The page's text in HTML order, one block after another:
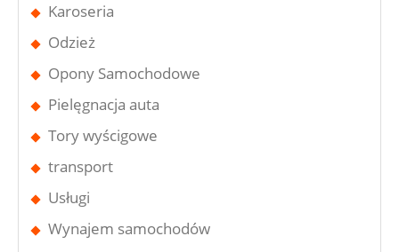
Karoseria
Odzież
Opony Samochodowe
Pielęgnacja auta
Tory wyścigowe
transport
Usługi
Wynajem samochodów